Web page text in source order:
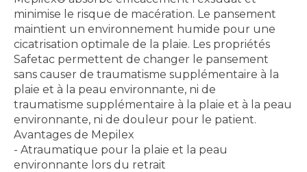
minimise le risque de macération. Le pansement
maintient un environnement humide pour une
cicatrisation optimale de la plaie. Les propriétés
Safetac permettent de changer le pansement
sans causer de traumatisme supplémentaire à la
plaie et à la peau environnante, ni de
traumatisme supplémentaire à la plaie et à la peau
environnante, ni de douleur pour le patient.
Avantages de Mepilex
- Atraumatique pour la plaie et la peau
environnante lors du retrait